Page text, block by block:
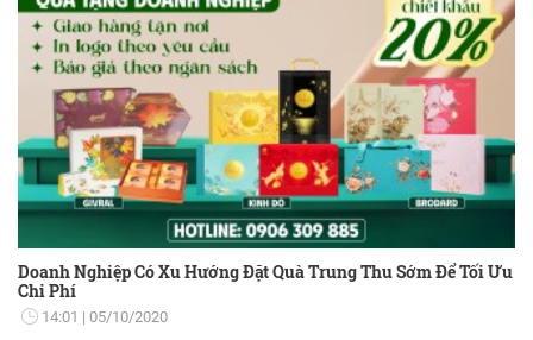
Doanh Nghiệp Có Xu Hướng Đặt Quà Trung Thu Sớm Để Tối Ưu
Chi Phí
14:01 05/10/2020